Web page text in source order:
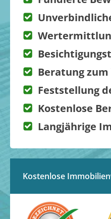
Beratung
Feststellung
Kostenlose
Langjährige
Kostenlose